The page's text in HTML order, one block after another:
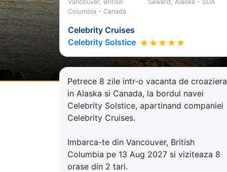
Vancouver, British
Columbia - Canada
Seward, Alaska - SUA
Celebrity Cruises
Celebrity Solstice
Petrece 8 zile intr-o vacanta de croaziera
in Alaska si Canada, la bordul navei
Celebrity Solstice, apartinand companiei
Celebrity Cruises.
Imbarca-te din Vancouver, British
Columbia pe 13 Aug 2027 si viziteaza 8
orase din 2 tari.